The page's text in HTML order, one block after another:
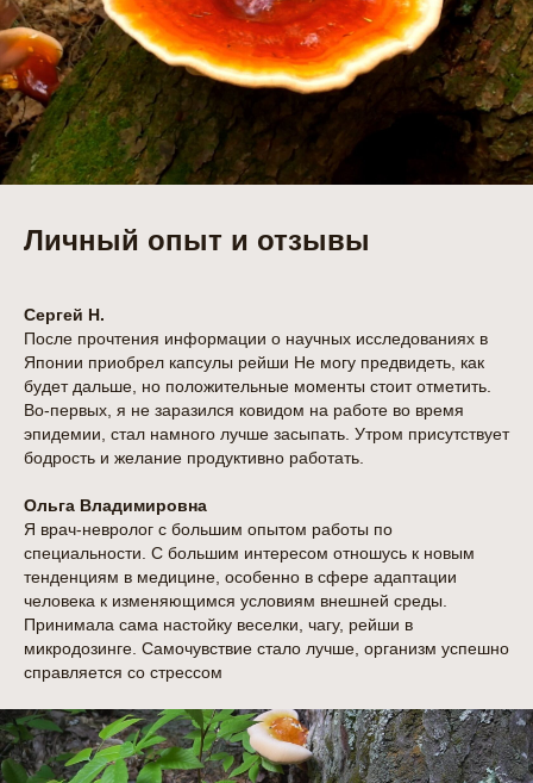
Личный опыт и отзывы
Сергей Н.
После прочтения информации о научных исследованиях в
Японии приобрел капсулы рейши Не могу предвидеть, как
будет дальше, но положительные моменты стоит отметить.
Во-первых, я не заразился ковидом на работе во время
эпидемии, стал намного лучше засыпать. Утром присутствует
бодрость и желание продуктивно работать.
Ольга Владимировна
Я врач-невролог с большим опытом работы по
специальности. С большим интересом отношусь к новым
тенденциям в медицине, особенно в сфере адаптации
человека к изменяющимся условиям внешней среды.
Принимала сама настойку веселки, чагу, рейши в
микродозинге. Самочувствие стало лучше, организм успешно
справляется со стрессом